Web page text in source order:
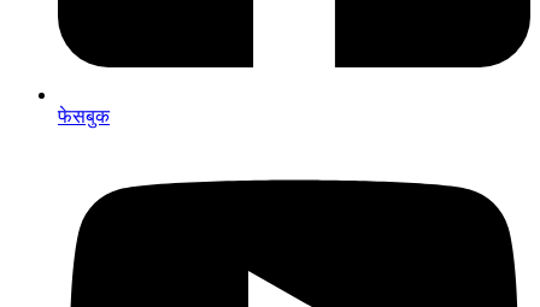
फेसबुक